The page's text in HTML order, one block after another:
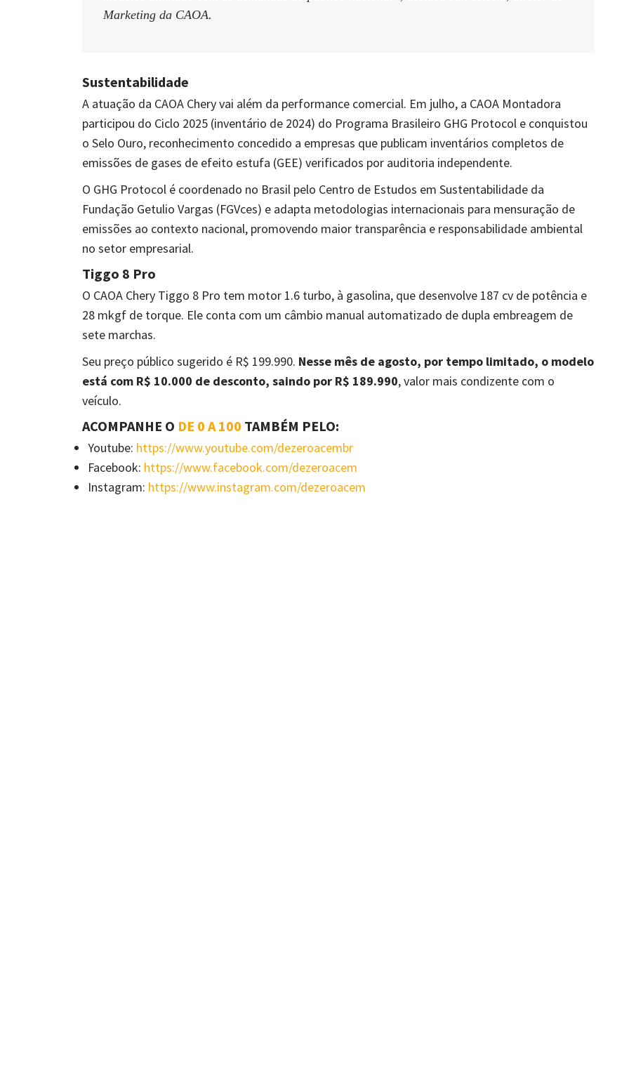
Marketing da CAOA.
Sustentabilidade
A atuação da CAOA Chery vai além da performance comercial. Em julho, a CAOA Montadora
participou do Ciclo 2025 (inventário de 2024) do Programa Brasileiro GHG Protocol e conquistou
o Selo Ouro, reconhecimento concedido a empresas que publicam inventários completos de
emissões de gases de efeito estufa (GEE) verificados por auditoria independente.
O GHG Protocol é coordenado no Brasil pelo Centro de Estudos em Sustentabilidade da
Fundação Getulio Vargas (FGVces) e adapta metodologias internacionais para mensuração de
emissões ao contexto nacional, promovendo maior transparência e responsabilidade ambiental
no setor empresarial.
Tiggo 8 Pro
O CAOA Chery Tiggo 8 Pro tem motor 1.6 turbo, à gasolina, que desenvolve 187 cv de potência e
28 mkgf de torque. Ele conta com um câmbio manual automatizado de dupla embreagem de
sete marchas.
Seu preço público sugerido é R$ 199.990. Nesse mês de agosto, por tempo limitado, o modelo
está com R$ 10.000 de desconto, saindo por R$ 189.990, valor mais condizente com o
veículo.
ACOMPANHE O DE 0 A 100 TAMBÉM PELO:
Youtube: https://www.youtube.com/dezeroacembr
Facebook: https://www.facebook.com/dezeroacem
Instagram: https://www.instagram.com/dezeroacem